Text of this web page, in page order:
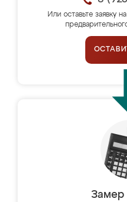
Или оставьте заявку
Замер